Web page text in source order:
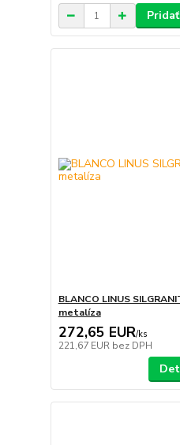
BLANCO LINUS
metalíza
272,65 EUR/ks
221,67 EUR bez DPH